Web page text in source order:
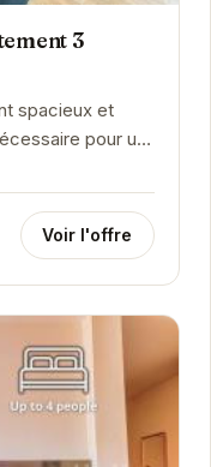
3
spacieux et
pour un
trois...
Voir l'offre